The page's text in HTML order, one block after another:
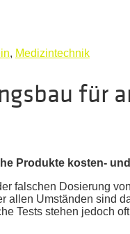
, Medizintechnik
für
Produkte kosten-
falschen Dosierung
allen Umständen sind
Tests stehen jedoch